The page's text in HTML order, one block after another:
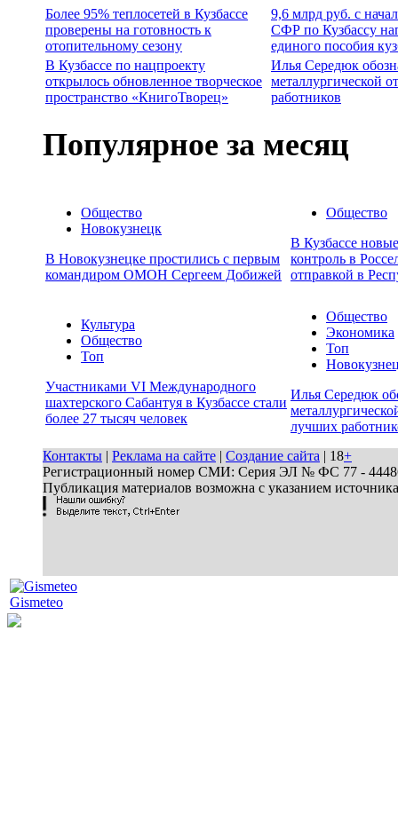
Более 95% теплосетей в Кузбассе
проверены на готовность к
отопительному сезону
9,6 млрд руб. с
СФР по Кузбассу
единого пособия
В Кузбассе по нацпроекту
открылось обновленное творческое
пространство «КнигоТворец»
Илья Середюк
металлургической
работников
Популярное за месяц
Общество
Новокузнецк
В Новокузнецке простились с первым
командиром ОМОН Сергеем Добижей
Общество
В Кузбассе
контроль в
отправкой в
Культура
Общество
Топ
Участниками VI Международного
шахтерского Сабантуя в Кузбассе стали
более 27 тысяч человек
Общество
Экономика
Топ
Илья Середюк
лучших
Контакты | Реклама на сайте | Создание сайта | 18+
Регистрационный номер СМИ: Серия ЭЛ № ФС 77 - 44486
Публикация материалов возможна с указанием
Gismeteo